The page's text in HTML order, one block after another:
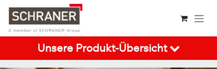
Zum Inhalt springen
Unsere Produkt-Übersicht